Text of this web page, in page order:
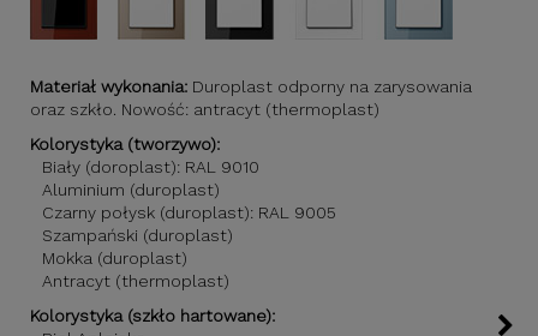
Materiał wykonania: Duroplast odporny na zarysowania
oraz szkło. Nowość: antracyt (thermoplast)
Kolorystyka (tworzywo):
Biały (doroplast): RAL 9010
Aluminium (duroplast)
Czarny połysk (duroplast): RAL 9005
Szampański (duroplast)
Mokka (duroplast)
Antracyt (thermoplast)
Kolorystyka (szkło hartowane):